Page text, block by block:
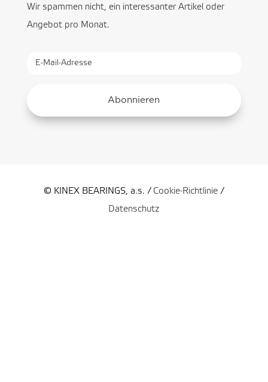
Wir spammen nicht, ein interessanter Artikel oder
Angebot pro Monat.
Abonnieren
© KINEX BEARINGS, a.s. / Cookie-Richtlinie /
Datenschutz